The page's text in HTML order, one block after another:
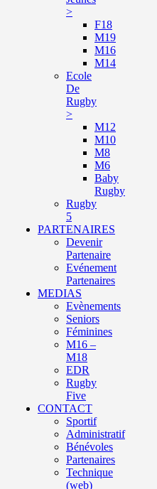
>
F18
M19
M16
M14
Ecole
De
Rugby
>
M12
M10
M8
M6
Baby
Rugby
Rugby
5
PARTENAIRES
Devenir
Partenaire
Evénement
Partenaires
MEDIAS
Evènements
Seniors
Féminines
M16 –
M18
EDR
Rugby
Five
CONTACT
Sportif
Administratif
Bénévoles
Partenaires
Technique
(web)